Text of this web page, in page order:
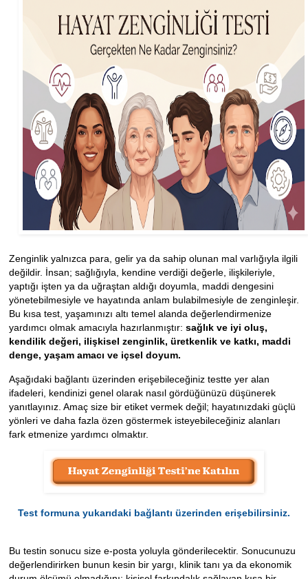
Zenginlik yalnızca para, gelir ya da sahip olunan mal varlığıyla ilgili
değildir. İnsan; sağlığıyla, kendine verdiği değerle, ilişkileriyle,
yaptığı işten ya da uğraştan aldığı doyumla, maddi dengesini
yönetebilmesiyle ve hayatında anlam bulabilmesiyle de zenginleşir.
Bu kısa test, yaşamınızı altı temel alanda değerlendirmenize
yardımcı olmak amacıyla hazırlanmıştır: sağlık ve iyi oluş,
kendilik değeri, ilişkisel zenginlik, üretkenlik ve katkı, maddi
denge, yaşam amacı ve içsel doyum.
Aşağıdaki bağlantı üzerinden erişebileceğiniz testte yer alan
ifadeleri, kendinizi genel olarak nasıl gördüğünüzü düşünerek
yanıtlayınız. Amaç size bir etiket vermek değil; hayatınızdaki güçlü
yönleri ve daha fazla özen göstermek isteyebileceğiniz alanları
fark etmenize yardımcı olmaktır.
Test formuna yukarıdaki bağlantı üzerinden erişebilirsiniz.
Bu testin sonucu size e-posta yoluyla gönderilecektir. Sonucunuzu
değerlendirirken bunun kesin bir yargı, klinik tanı ya da ekonomik